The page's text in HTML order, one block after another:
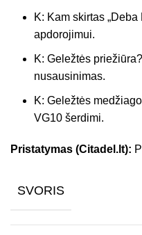
K: Kam skirtas
apdorojimui.
K: Geležtės
nusausinimas.
K: Geležtės
VG10 šerdimi.
Pristatymas (Citadel.lt):
SVORIS